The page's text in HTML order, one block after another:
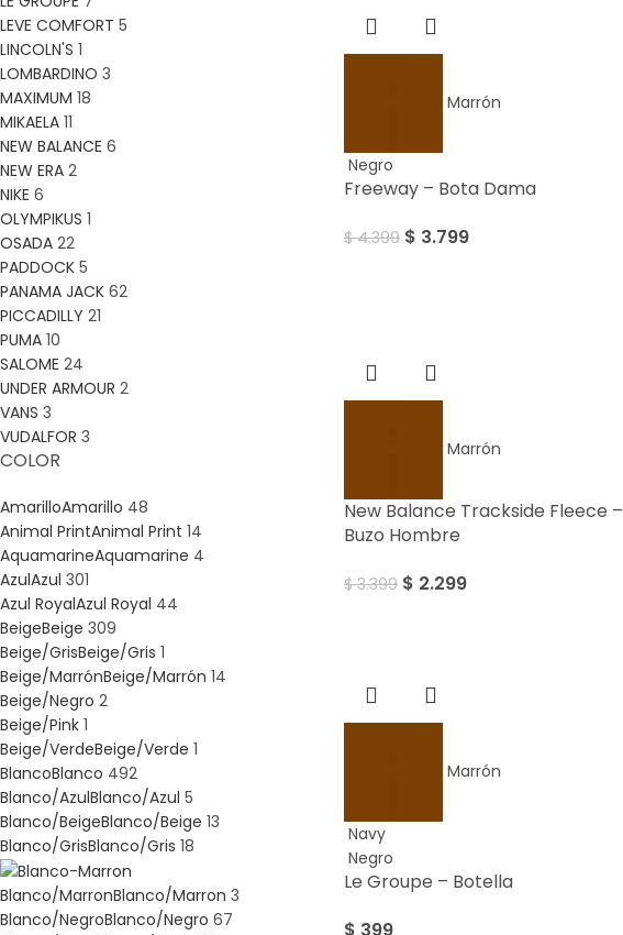
LEVE COMFORT 5
LINCOLN'S 1
LOMBARDINO 3
MAXIMUM 18
MIKAELA 11
NEW BALANCE 6
NEW ERA 2
NIKE 6
OLYMPIKUS 1
OSADA 22
PADDOCK 5
PANAMA JACK 62
PICCADILLY 21
PUMA 10
SALOME 24
UNDER ARMOUR 2
VANS 3
VUDALFOR 3
COLOR
AmarilloAmarillo 48
Animal PrintAnimal Print 14
AquamarineAquamarine 4
AzulAzul 301
Azul RoyalAzul Royal 44
BeigeBeige 309
Beige/GrisBeige/Gris 1
Beige/MarrónBeige/Marrón 14
Beige/Negro 2
Beige/Pink 1
Beige/VerdeBeige/Verde 1
BlancoBlanco 492
Blanco/AzulBlanco/Azul 5
Blanco/BeigeBlanco/Beige 13
Blanco/GrisBlanco/Gris 18
Blanco/MarronBlanco/Marron 3
Blanco/NegroBlanco/Negro 67
Marrón
Negro
Freeway – Bota Dama
$4.399 $ 3.799
Marrón
New Balance Trackside Fleece –
Buzo Hombre
$3.399 $ 2.299
Marrón
Navy
Negro
Le Groupe – Botella